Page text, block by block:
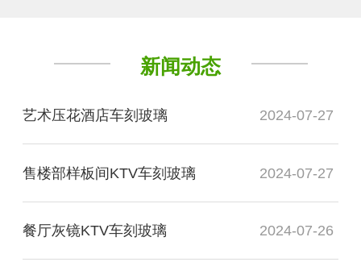
新闻动态
艺术压花酒店车刻玻璃 2024-07-27
售楼部样板间KTV车刻玻璃 2024-07-27
餐厅灰镜KTV车刻玻璃 2024-07-26